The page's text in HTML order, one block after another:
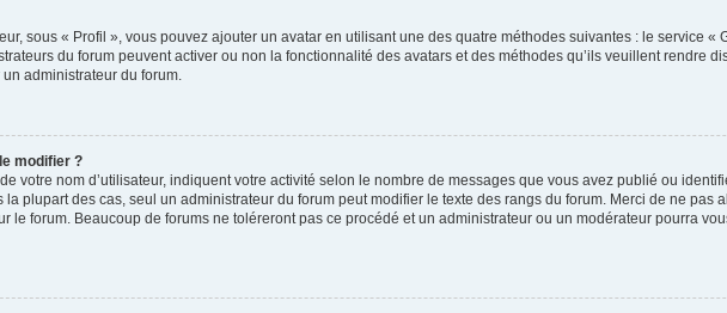
sous « Profil », vous pouvez ajouter un avatar en utilisant une des quatre méthodes suivantes : le service «
du forum peuvent activer ou non la fonctionnalité des avatars et des méthodes qu’ils veuillent rendre
administrateur du forum.
modifier ?
votre nom d’utilisateur, indiquent votre activité selon le nombre de messages que vous avez publié ou
plupart des cas, seul un administrateur du forum peut modifier le texte des rangs du forum. Merci de ne pas
le forum. Beaucoup de forums ne toléreront pas ce procédé et un administrateur ou un modérateur pourra